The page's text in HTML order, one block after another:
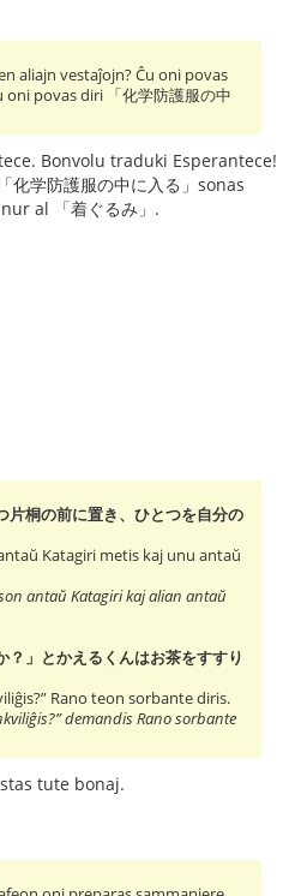
aliajn vestaĵojn? Ĉu oni povas
oni povas diri 「化学防護服の中
Bonvolu traduki Esperantece!
化学防護服の中に入る」sonas
al 「着ぐるみ」.
片桐の前に置き、ひとつを自分の
Katagiri metis kaj unu antaŭ
antaŭ Katagiri kaj alian antaŭ
？」とかえるくんはお茶をすすり
Rano teon sorbante diris.
demandis Rano sorbante
tute bonaj.